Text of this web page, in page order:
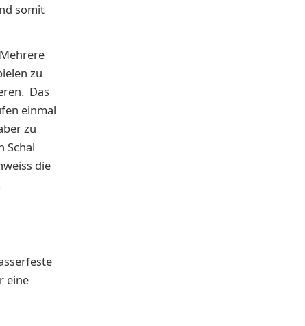
somit
zu
Das
einmal
zu
Schal
die
eine